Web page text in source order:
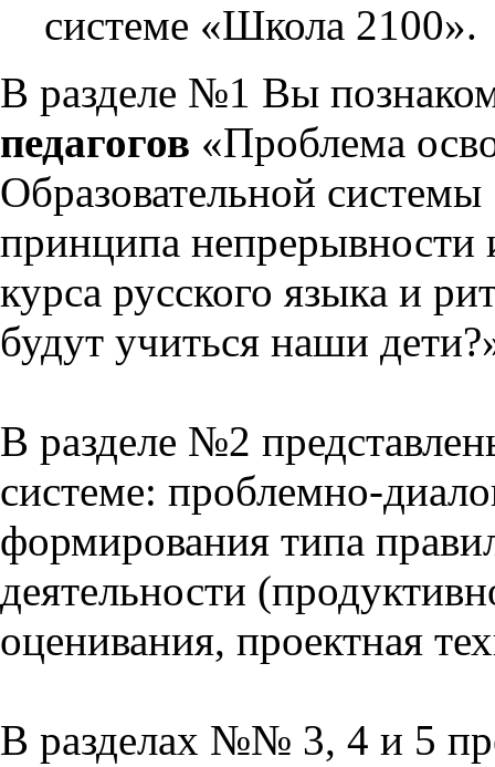
системе «Школа 2100».
В разделе №1 Вы
педагогов «Проблема
Образовательной
принципа непрерывности
курса русского языка и
будут учиться наши
В разделе №2
системе: проблемно-
формирования типа
деятельности
оценивания, проектная
В разделах №№ 3, 4 и 5